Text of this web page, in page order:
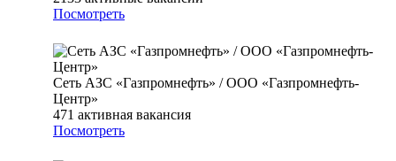
Посмотреть
Сеть АЗС «Газпромнефть» / ООО «Газпромнефть-
Центр»
471 активная вакансия
Посмотреть